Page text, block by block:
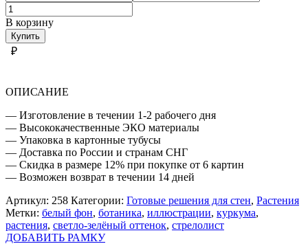
Количество
товара
ЗЕЛЁНЫЕ
СТЕБЛИ
В корзину
Купить
₽
ОПИСАНИЕ
— Изготовление в течении 1-2 рабочего дня
— Высококачественные ЭКО материалы
— Упаковка в картонные тубусы
— Доставка по России и странам СНГ
— Скидка в размере 12% при покупке от 6 картин
— Возможен возврат в течении 14 дней
Артикул: 258 Категории: Готовые решения для стен, Растения
Метки: белый фон, ботаника, иллюстрации, куркума,
растения, светло-зелёный оттенок, стрелолист
ДОБАВИТЬ РАМКУ